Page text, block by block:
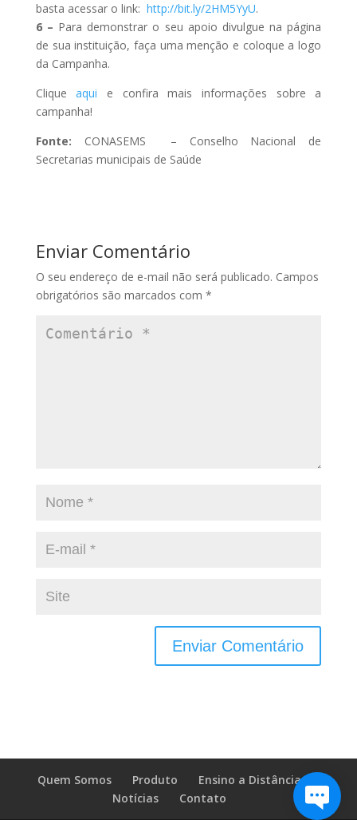
basta acessar o link: http://bit.ly/2HM5YyU.
6 – Para demonstrar o seu apoio divulgue na página
de sua instituição, faça uma menção e coloque a logo
da Campanha.
Cliqueaqui e confira mais informações sobre a
campanha!
Fonte: CONASEMS – Conselho Nacional de
Secretarias municipais de Saúde
Enviar Comentário
O seu endereço de e-mail não será publicado. Campos
obrigatórios são marcados com *
Quem Somos Produto
Ensino a Distância
Notícias
Contato